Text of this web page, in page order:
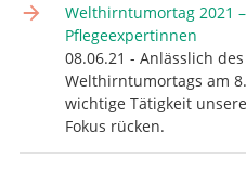
Welthirntumortag 2021
Pflegeexpertinnen
08.06.21 - Anlässlich
Welthirntumortags am
wichtige Tätigkeit
Fokus rücken.